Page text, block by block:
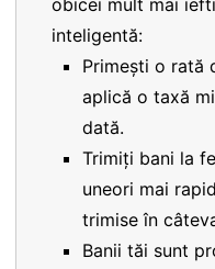
obicei mult mai
inteligentă:
Primești o rată
aplică o taxă
dată.
Trimiți bani la
uneori mai
trimise în
Banii tăi sunt